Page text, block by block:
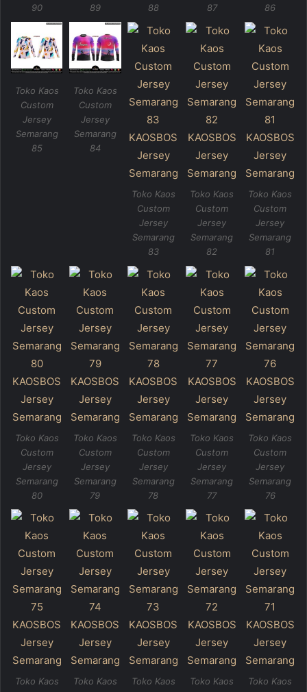
90
89
88
87
86
Toko Kaos
Custom
Jersey
Semarang
85
Toko Kaos
Custom
Jersey
Semarang
84
Toko Kaos
Custom
Jersey
Semarang
83
Toko Kaos
Custom
Jersey
Semarang
82
Toko Kaos
Custom
Jersey
Semarang
81
Toko Kaos
Custom
Jersey
Semarang
80
Toko Kaos
Custom
Jersey
Semarang
79
Toko Kaos
Custom
Jersey
Semarang
78
Toko Kaos
Custom
Jersey
Semarang
77
Toko Kaos
Custom
Jersey
Semarang
76
Toko Kaos
Toko Kaos
Toko Kaos
Toko Kaos
Toko Kaos